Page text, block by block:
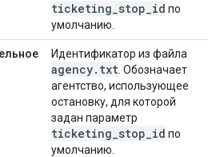
ticketing stop id по
умолчанию.
Идентификатор из файла
agency. txt . Обозначает
агентство, использующее
остановку, для которой
задан параметр
ticketing stop id по
умолчанию.